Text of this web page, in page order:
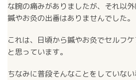
な腕の痛みがありましたが、それ以外
鍼やお灸の出番はありませんでした。
これは、日頃から鍼やお灸でセルフ
と思っています。
ちなみに普段そんなことをしていな